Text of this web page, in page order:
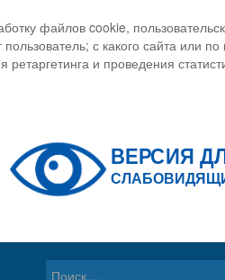
файлов cookie,
с какого сайта или по
и проведения